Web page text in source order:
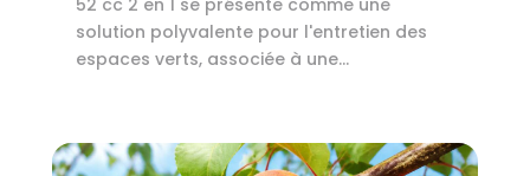
solution polyvalente pour l'entretien des
espaces verts, associée à une...